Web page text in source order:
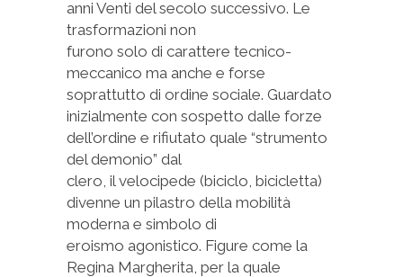
anni Venti del secolo successivo. Le
trasformazioni non
furono solo di carattere tecnico-
meccanico ma anche e forse
soprattutto di ordine sociale. Guardato
inizialmente con sospetto dalle forze
dell’ordine e rifiutato quale “strumento
del demonio” dal
clero, il velocipede (biciclo, bicicletta)
divenne un pilastro della mobilità
moderna e simbolo di
eroismo agonistico. Figure come la
Regina Margherita, per la quale